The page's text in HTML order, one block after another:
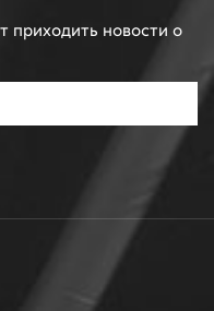
приходить новости о